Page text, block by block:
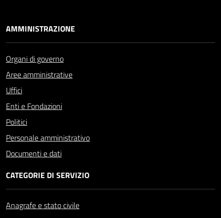
AMMINISTRAZIONE
Organi di governo
Aree amministrative
Uffici
Enti e Fondazioni
Politici
Personale amministrativo
Documenti e dati
CATEGORIE DI SERVIZIO
Anagrafe e stato civile